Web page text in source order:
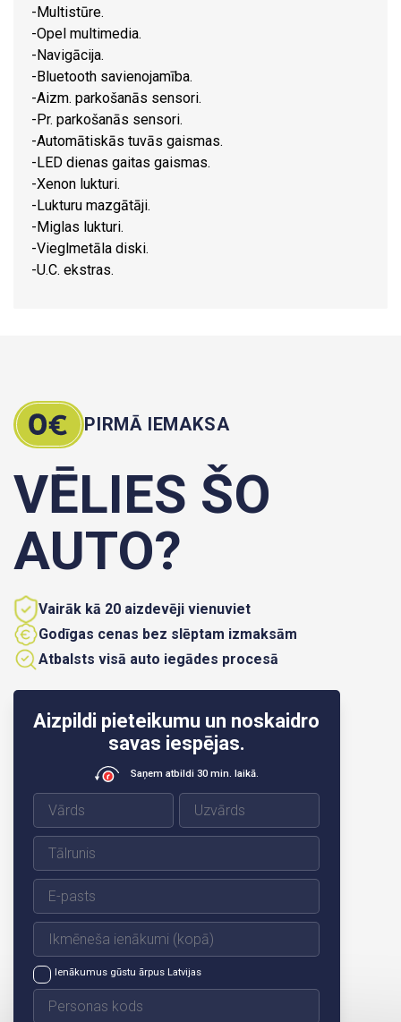
-Multistūre.
-Opel multimedia.
-Navigācija.
-Bluetooth savienojamība.
-Aizm. parkošanās sensori.
-Pr. parkošanās sensori.
-Automātiskās tuvās gaismas.
-LED dienas gaitas gaismas.
-Xenon lukturi.
-Lukturu mazgātāji.
-Miglas lukturi.
-Vieglmetāla diski.
-U.C. ekstras.
Aizpildi pieteikumu un noskaidro
savas iespējas.
Saņem atbildi 30 min. laikā.
Ienākumus gūstu ārpus Latvijas
PIRMĀ IEMAKSA
VĒLIES ŠO
AUTO?
Vairāk kā 20 aizdevēji vienuviet
Godīgas cenas bez slēptam izmaksām
Atbalsts visā auto iegādes procesā